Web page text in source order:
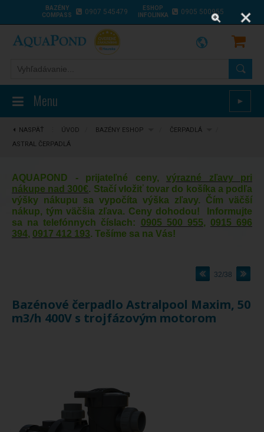
BAZÉNY
COMPASS
0907 545479
ESHOP
INFOLINKA
0905 500955
Menu ►
NASPÄŤ ÚVOD BAZÉNY ESHOP ČERPADLÁ
ASTRAL ČERPADLÁ
AQUAPOND - prijateľné ceny, výrazné zľavy pri
nákupe nad 300€. Stačí vložiť tovar do košíka a podľa
výšky nákupu sa vypočíta výška zľavy. Čím väčší
nákup, tým väčšia zľava. Ceny dohodou! Informujte
sa na telefónnych číslach: 0905 500 955, 0915 696
394, 0917 412 193. Tešíme sa na Vás!
32/38
Bazénové čerpadlo Astralpool Maxim, 50
m3/h 400V s trojfázovým motorom